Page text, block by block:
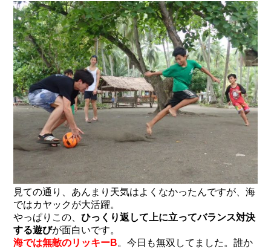
見ての通り、あんまり天気はよくなかったんですが、海
ではカヤックが大活躍。
やっぱりこの、ひっくり返して上に立ってバランス対決
する遊びが面白いです。
海では無敵のリッキーB。今日も無双してました。誰か